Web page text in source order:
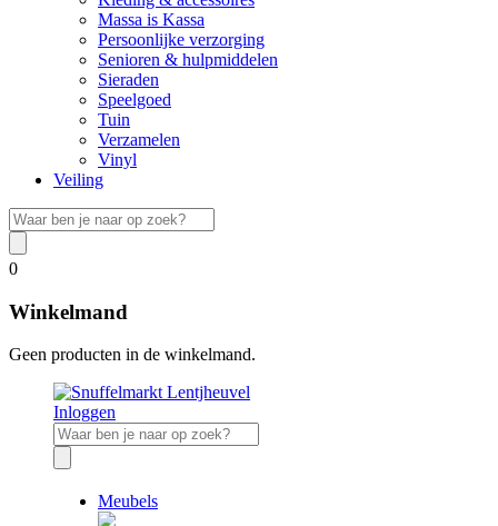
Massa is Kassa
Persoonlijke verzorging
Senioren & hulpmiddelen
Sieraden
Speelgoed
Tuin
Verzamelen
Vinyl
Veiling
0
Winkelmand
Geen producten in de winkelmand.
Inloggen
Meubels